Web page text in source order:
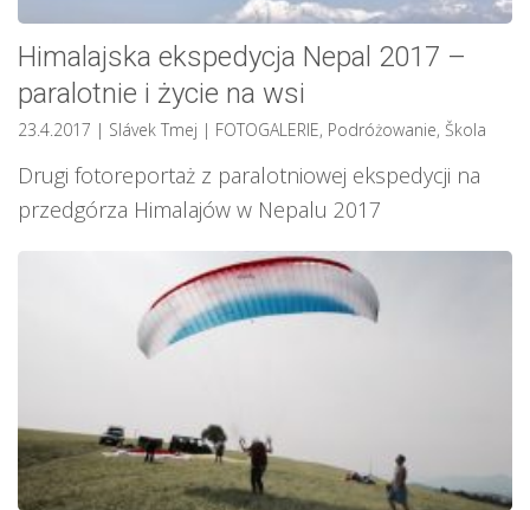
Himalajska ekspedycja Nepal 2017 –
paralotnie i życie na wsi
23.4.2017 | Slávek Tmej | FOTOGALERIE, Podróżowanie, Škola
Drugi fotoreportaż z paralotniowej ekspedycji na
przedgórza Himalajów w Nepalu 2017